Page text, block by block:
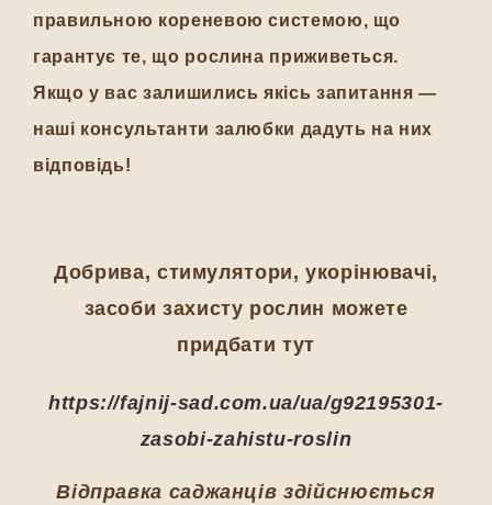
правильною кореневою системою, що
гарантує те, що рослина приживеться.
Якщо у вас залишились якісь запитання —
наші консультанти залюбки дадуть на них
відповідь!
Добрива, стимулятори, укорінювачі,
засоби захисту рослин можете
придбати тут
https://fajnij-sad.com.ua/ua/g92195301-
zasobi-zahistu-roslin
Відправка саджанців здійснюється